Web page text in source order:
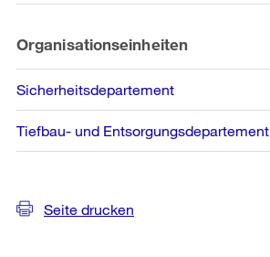
Organisationseinheiten
Sicherheitsdepartement
Tiefbau- und Entsorgungsdepartement
Seite drucken